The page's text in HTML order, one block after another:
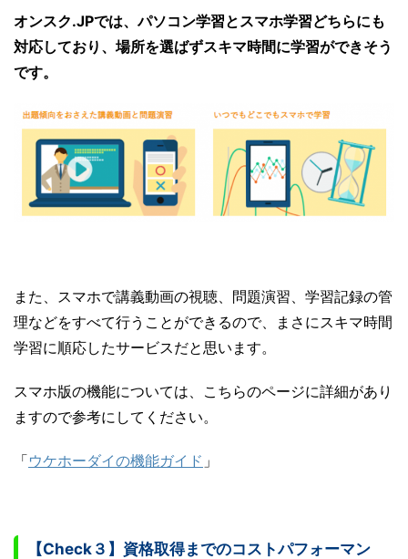
オンスク.JPでは、パソコン学習とスマホ学習どちらにも
対応しており、場所を選ばずスキマ時間に学習ができそう
です。
また、スマホで講義動画の視聴、問題演習、学習記録の管
理などをすべて行うことができるので、まさにスキマ時間
学習に順応したサービスだと思います。
スマホ版の機能については、こちらのページに詳細があり
ますので参考にしてください。
「ウケホーダイの機能ガイド 」
【Check３】資格取得までのコストパフォーマン